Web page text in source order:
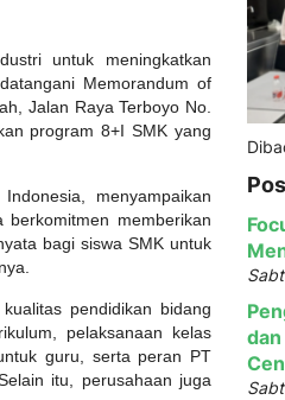
untuk meningkatkan
Memorandum of
Jalan Raya Terboyo No.
program 8+I SMK yang
menyampaikan
memberikan
bagi siswa SMK untuk
pendidikan bidang
pelaksanaan kelas
guru, serta peran PT
itu, perusahaan juga